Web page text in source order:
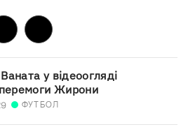
Ваната у відеоогляді
Жирони
ФУТБОЛ